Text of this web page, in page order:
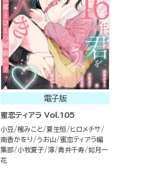
電子版
蜜恋ティアラ Vol.105
小豆 櫁みこと 夏生恒
ヒロメチサ
南香かをり
うお山
蜜恋ティアラ編
集部
小牧夏子 濘 青井千寿 如月一
花